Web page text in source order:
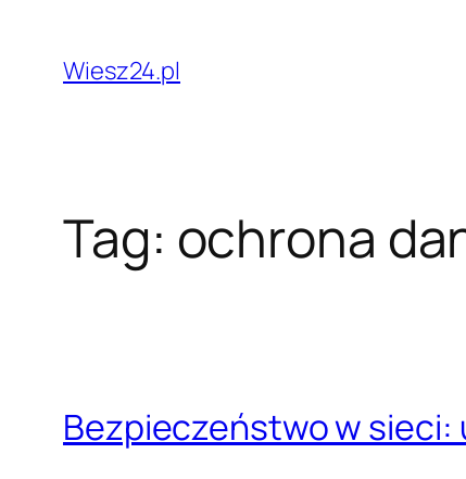
treści
Wiesz24.pl
Tag: ochrona
Bezpieczeństwo w